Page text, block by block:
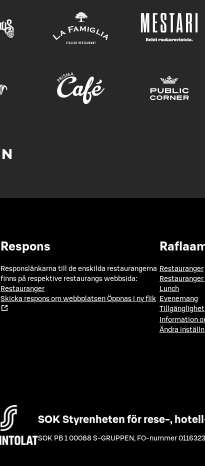
Respons
Responslänkarna till de enskilda restaurangerna
finns på respektive restaurangs webbsida:
Restauranger
Skicka respons om webbplatsen Öppnas i ny flik
Restauranger
Lunch
Evenemang
Tillgänglighet
Information
Ändra
SOK Styrenheten för rese-,
SOK PB 1 00088 S-GRUPPEN , FO-nummer